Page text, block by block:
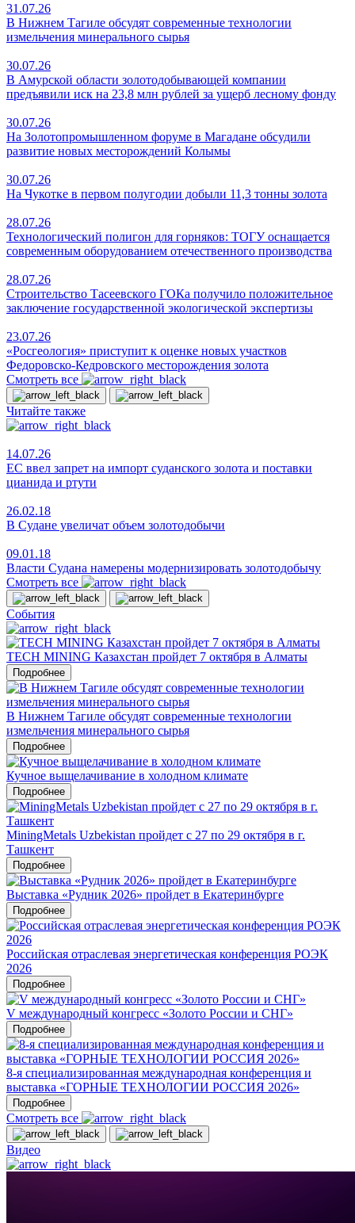
31.07.26
В Нижнем Тагиле обсудят современные технологии
измельчения минерального сырья
30.07.26
В Амурской области золотодобывающей компании
предъявили иск на 23,8 млн рублей за ущерб лесному фонду
30.07.26
На Золотопромышленном форуме в Магадане обсудили
развитие новых месторождений Колымы
30.07.26
На Чукотке в первом полугодии добыли 11,3 тонны золота
28.07.26
Технологический полигон для горняков: ТОГУ оснащается
современным оборудованием отечественного производства
28.07.26
Строительство Тасеевского ГОКа получило положительное
заключение государственной экологической экспертизы
23.07.26
«Росгеология» приступит к оценке новых участков
Федоровско-Кедровского месторождения золота
Смотреть все
Читайте также
14.07.26
ЕС ввел запрет на импорт суданского золота и поставки
цианида и ртути
26.02.18
В Судане увеличат объем золотодобычи
09.01.18
Власти Судана намерены модернизировать золотодобычу
Смотреть все
События
TECH MINING Казахстан пройдет 7 октября в Алматы
Подробнее
В Нижнем Тагиле обсудят современные технологии
измельчения минерального сырья
Подробнее
Кучное выщелачивание в холодном климате
Подробнее
MiningMetals Uzbekistan пройдет с 27 по 29 октября в г.
Ташкент
Подробнее
Выставка «Рудник 2026» пройдет в Екатеринбурге
Подробнее
Российская отраслевая энергетическая конференция РОЭК
2026
Подробнее
V международный конгресс «Золото России и СНГ»
Подробнее
8-я специализированная международная конференция и
выставка «ГОРНЫЕ ТЕХНОЛОГИИ РОССИЯ 2026»
Подробнее
Смотреть все
Видео